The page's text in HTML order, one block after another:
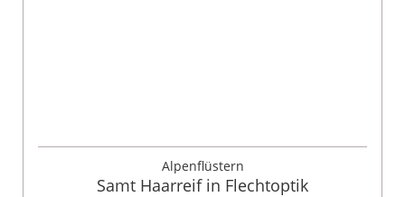
Alpenflüstern
Samt Haarreif in Flechtoptik